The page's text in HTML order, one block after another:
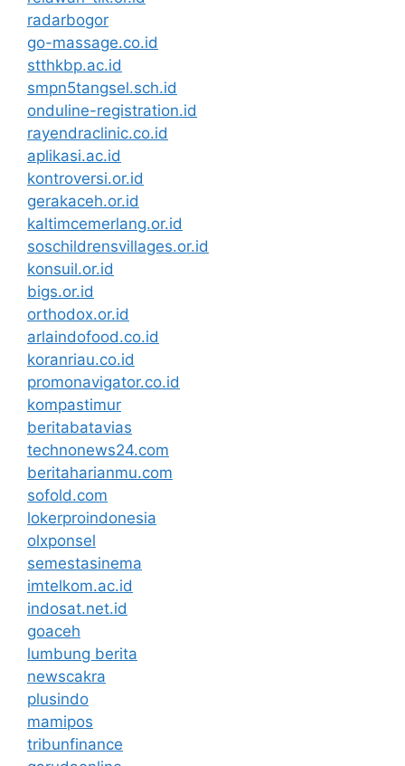
radarbogor
go-massage.co.id
stthkbp.ac.id
smpn5tangsel.sch.id
onduline-registration.id
rayendraclinic.co.id
aplikasi.ac.id
kontroversi.or.id
gerakaceh.or.id
kaltimcemerlang.or.id
soschildrensvillages.or.id
konsuil.or.id
bigs.or.id
orthodox.or.id
arlaindofood.co.id
koranriau.co.id
promonavigator.co.id
kompastimur
beritabatavias
technonews24.com
beritaharianmu.com
sofold.com
lokerproindonesia
olxponsel
semestasinema
imtelkom.ac.id
indosat.net.id
goaceh
lumbung berita
newscakra
plusindo
mamipos
tribunfinance